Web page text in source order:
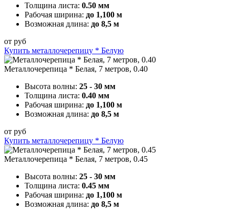
Толщина листа: 0.50 мм
Рабочая ширина: до 1,100 м
Возможная длина: до 8,5 м
от руб
Купить металлочерепицу * Белую
Металлочерепица * Белая, 7 метров, 0.40
Высота волны: 25 - 30 мм
Толщина листа: 0.40 мм
Рабочая ширина: до 1,100 м
Возможная длина: до 8,5 м
от руб
Купить металлочерепицу * Белую
Металлочерепица * Белая, 7 метров, 0.45
Высота волны: 25 - 30 мм
Толщина листа: 0.45 мм
Рабочая ширина: до 1,100 м
Возможная длина: до 8,5 м